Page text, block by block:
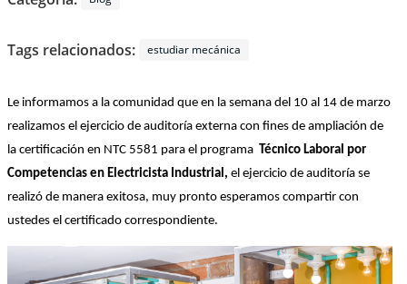
Tags relacionados: estudiar mecánica
Le informamos a la comunidad que en la semana del 10 al 14 de marzo
realizamos el ejercicio de auditoría externa con fines de ampliación de
la certificación en NTC 5581 para el programa Técnico Laboral por
Competencias en Electricista Industrial, el ejercicio de auditoría se
realizó de manera exitosa, muy pronto esperamos compartir con
ustedes el certificado correspondiente.